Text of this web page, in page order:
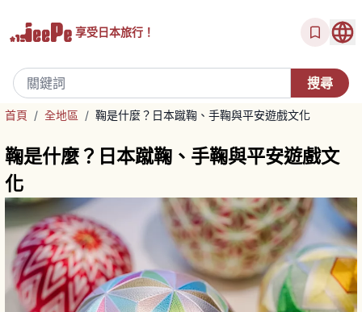
享受日本旅行！
首頁 / 全地區 / 鞠是什麼？日本蹴鞠、手鞠與平安遊戲文化
鞠是什麼？日本蹴鞠、手鞠與平安遊戲文
化